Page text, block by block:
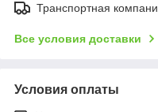
Транспортная
Все условия доставки
Условия оплаты